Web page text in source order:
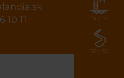
14 / 14
30 / 30
11